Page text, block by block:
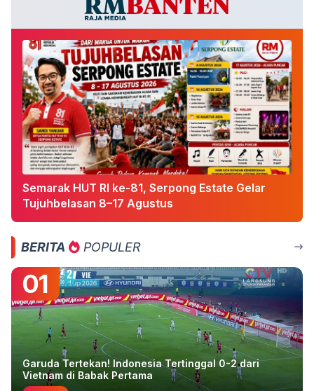
Semarak HUT RI ke-81, Serpong Estate Gelar
Tujuhbelasan 8–17 Agustus
BERITA POPULER
01
Garuda Tertekan! Indonesia Tertinggal 0-2 dari
Vietnam di Babak Pertama